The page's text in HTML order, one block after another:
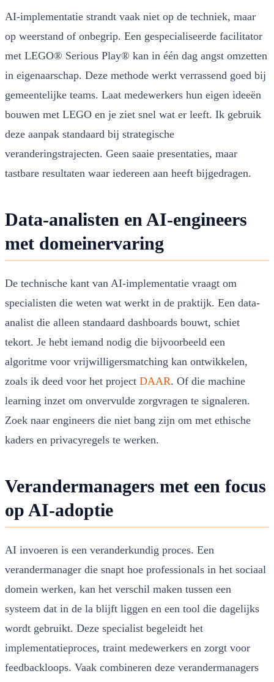
AI-implementatie strandt vaak niet op de techniek, maar
op weerstand of onbegrip. Een gespecialiseerde facilitator
met LEGO® Serious Play® kan in één dag angst omzetten
in eigenaarschap. Deze methode werkt verrassend goed bij
gemeentelijke teams. Laat medewerkers hun eigen ideeën
bouwen met LEGO en je ziet snel wat er leeft. Ik gebruik
deze aanpak standaard bij strategische
veranderingstrajecten. Geen saaie presentaties, maar
tastbare resultaten waar iedereen aan heeft bijgedragen.
Data-analisten en AI-engineers
met domeinervaring
De technische kant van AI-implementatie vraagt om
specialisten die weten wat werkt in de praktijk. Een data-
analist die alleen standaard dashboards bouwt, schiet
tekort. Je hebt iemand nodig die bijvoorbeeld een
algoritme voor vrijwilligersmatching kan ontwikkelen,
zoals ik deed voor het project DAAR. Of die machine
learning inzet om onvervulde zorgvragen te signaleren.
Zoek naar engineers die niet bang zijn om met ethische
kaders en privacyregels te werken.
Verandermanagers met een focus
op AI-adoptie
AI invoeren is een veranderkundig proces. Een
verandermanager die snapt hoe professionals in het sociaal
domein werken, kan het verschil maken tussen een
systeem dat in de la blijft liggen en een tool die dagelijks
wordt gebruikt. Deze specialist begeleidt het
implementatieproces, traint medewerkers en zorgt voor
feedbackloops. Vaak combineren deze verandermanagers